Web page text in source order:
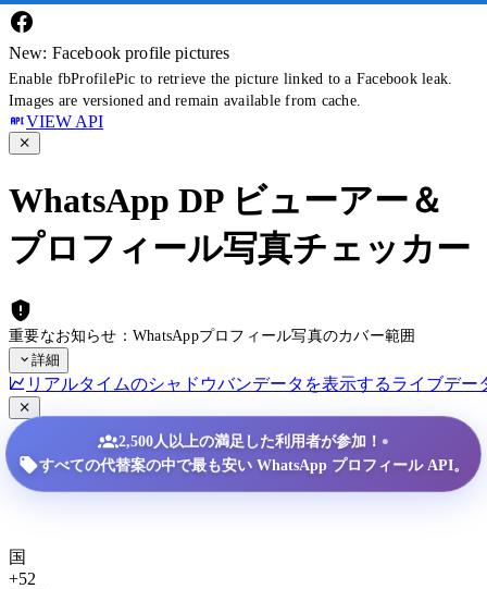
New: Facebook profile pictures
Enable fbProfilePic to retrieve the picture linked to a Facebook leak.
Images are versioned and remain available from cache.
VIEW API
WhatsApp DP ビューアー＆
プロフィール写真チェッカー
重要なお知らせ：WhatsAppプロフィール写真のカバー範囲
詳細
リアルタイムのシャドウバンデータを表示するライブデー
2,500人以上の満足した利用者が参加！ •
すべての代替案の中で最も安い WhatsApp プロフィール API。
国
+52